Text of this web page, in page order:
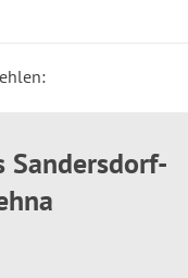
Sandersdorf-